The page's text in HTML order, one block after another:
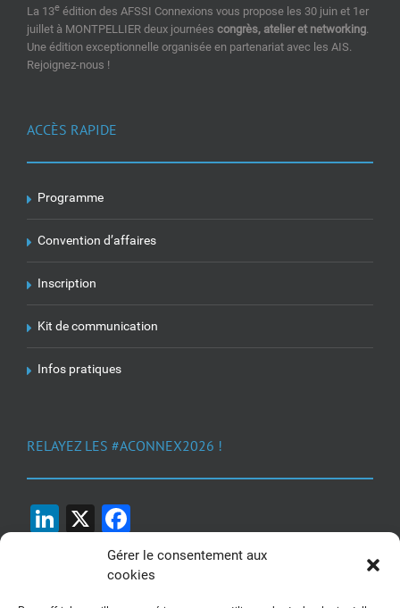
Gérer le consentement aux
cookies
La 13e édition des AFSSI Connexions vous propose les 30 juin et 1er
juillet à MONTPELLIER deux journées congrès, atelier et networking.
Une édition exceptionnelle organisée en partenariat avec les AIS.
Rejoignez-nous !
ACCÈS RAPIDE
Programme
Convention d’affaires
Inscription
Kit de communication
Infos pratiques
RELAYEZ LES #ACONNEX2026 !
LinkedIn
X